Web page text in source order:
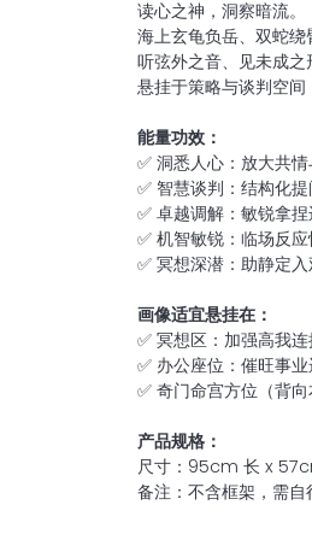
读心之神，洞察暗流。
海上玄龟负岳、双蛇绕
听弦外之音、见未成之
悬挂于策略与谈判空间
能量功效：
✅ 洞悉人心：放大共
✅ 智慧谈判：结构化
✅ 卓越调解：敏锐拿
✅ 机智敏锐：临场反
✅ 冥想深潜：助静定
画像适宜悬挂在：
✅​ 冥想区：加强高我
✅​ 办公座位：催旺事
✅​ 奇门命宫方位（背
产品规格：
尺寸：95cm 长 x
备注：不含框架，需自